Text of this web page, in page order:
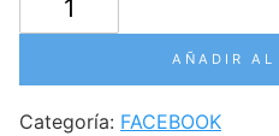
LIKES
cantidad
AÑADIR AL
Categoría: FACEBOOK